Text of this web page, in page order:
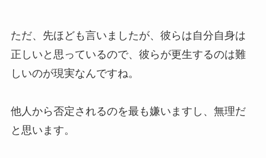
ただ、先ほども言いましたが、彼らは自分自身は
正しいと思っているので、彼らが更生するのは難
しいのが現実なんですね。
他人から否定されるのを最も嫌いますし、無理だ
と思います。